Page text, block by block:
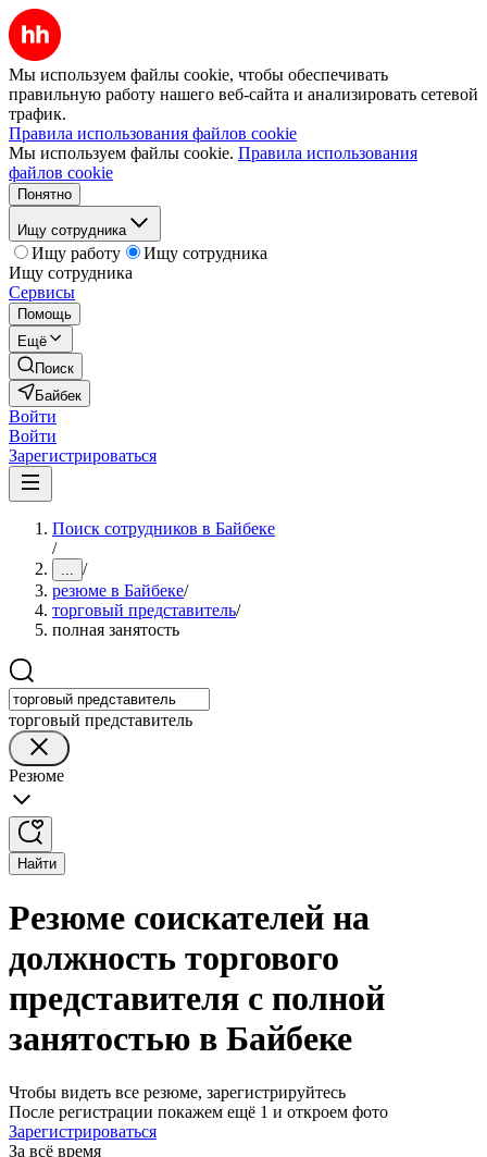
Мы используем файлы cookie, чтобы обеспечивать
правильную работу нашего веб-сайта и анализировать сетевой
трафик.
Правила использования файлов cookie
Мы используем файлы cookie. Правила использования
файлов cookie
Понятно
Ищу сотрудника
Ищу работу
Ищу сотрудника
Ищу сотрудника
Сервисы
Помощь
Ещё
Поиск
Байбек
Войти
Войти
Зарегистрироваться
Поиск сотрудников в Байбеке
/
... /
резюме в Байбеке/
торговый представитель/
полная занятость
торговый представитель
Резюме
Найти
Резюме соискателей на
должность торгового
представителя с полной
занятостью в Байбеке
Чтобы видеть все резюме, зарегистрируйтесь
После регистрации покажем ещё 1 и откроем фото
Зарегистрироваться
За всё время